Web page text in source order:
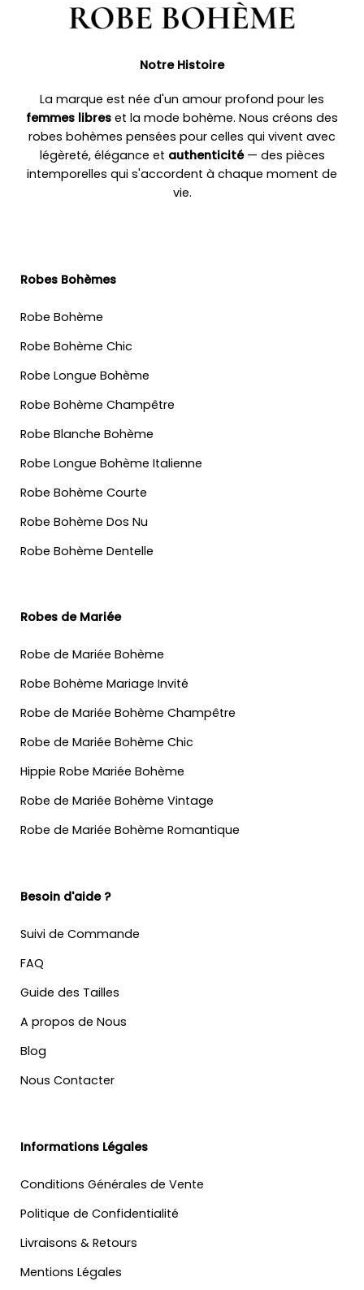
Notre Histoire
La marque est née d'un amour profond pour les
femmes libres et la mode bohème. Nous créons des
robes bohèmes pensées pour celles qui vivent avec
légèreté, élégance et authenticité— des pièces
intemporelles qui s'accordent à chaque moment de
vie.
Robes Bohèmes
Robe Bohème
Robe Bohème Chic
Robe Longue Bohème
Robe Bohème Champêtre
Robe Blanche Bohème
Robe Longue Bohème Italienne
Robe Bohème Courte
Robe Bohème Dos Nu
Robe Bohème Dentelle
Robes de Mariée
Robe de Mariée Bohème
Robe Bohème Mariage Invité
Robe de Mariée Bohème Champêtre
Robe de Mariée Bohème Chic
Hippie Robe Mariée Bohème
Robe de Mariée Bohème Vintage
Robe de Mariée Bohème Romantique
Besoin d'aide ?
Suivi de Commande
FAQ
Guide des Tailles
A propos de Nous
Blog
Nous Contacter
Informations Légales
Conditions Générales de Vente
Politique de Confidentialité
Livraisons & Retours
Mentions Légales